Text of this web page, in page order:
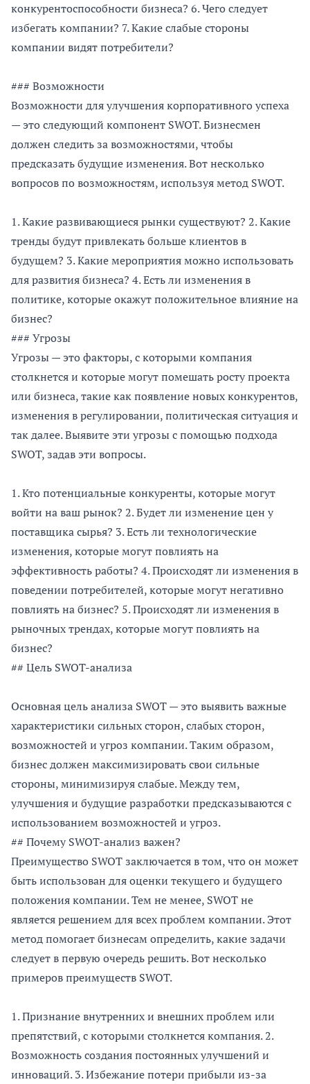
конкурентоспособности бизнеса? 6. Чего следует
избегать компании? 7. Какие слабые стороны
компании видят потребители?
### Возможности
Возможности для улучшения корпоративного успеха
— это следующий компонент SWOT. Бизнесмен
должен следить за возможностями, чтобы
предсказать будущие изменения. Вот несколько
вопросов по возможностям, используя метод SWOT.
1. Какие развивающиеся рынки существуют? 2. Какие
тренды будут привлекать больше клиентов в
будущем? 3. Какие мероприятия можно использовать
для развития бизнеса? 4. Есть ли изменения в
политике, которые окажут положительное влияние на
бизнес?
### Угрозы
Угрозы — это факторы, с которыми компания
столкнется и которые могут помешать росту проекта
или бизнеса, такие как появление новых конкурентов,
изменения в регулировании, политическая ситуация и
так далее. Выявите эти угрозы с помощью подхода
SWOT, задав эти вопросы.
1. Кто потенциальные конкуренты, которые могут
войти на ваш рынок? 2. Будет ли изменение цен у
поставщика сырья? 3. Есть ли технологические
изменения, которые могут повлиять на
эффективность работы? 4. Происходят ли изменения в
поведении потребителей, которые могут негативно
повлиять на бизнес? 5. Происходят ли изменения в
рыночных трендах, которые могут повлиять на
бизнес?
## Цель SWOT-анализа
Основная цель анализа SWOT — это выявить важные
характеристики сильных сторон, слабых сторон,
возможностей и угроз компании. Таким образом,
бизнес должен максимизировать свои сильные
стороны, минимизируя слабые. Между тем,
улучшения и будущие разработки предсказываются с
использованием возможностей и угроз.
## Почему SWOT-анализ важен?
Преимущество SWOT заключается в том, что он может
быть использован для оценки текущего и будущего
положения компании. Тем не менее, SWOT не
является решением для всех проблем компании. Этот
метод помогает бизнесам определить, какие задачи
следует в первую очередь решить. Вот несколько
примеров преимуществ SWOT.
1. Признание внутренних и внешних проблем или
препятствий, с которыми столкнется компания. 2.
Возможность создания постоянных улучшений и
инноваций. 3. Избежание потери прибыли из-за